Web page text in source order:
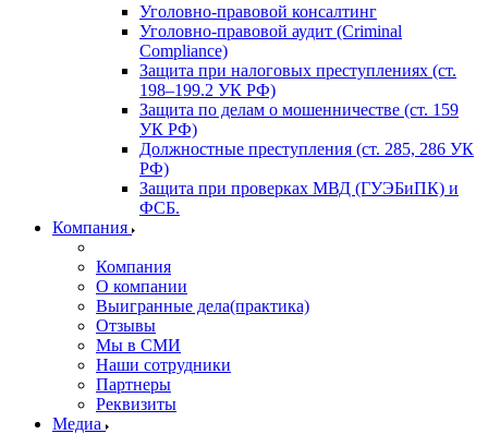
Уголовно-правовой консалтинг
Уголовно-правовой аудит (Criminal
Compliance)
Защита при налоговых преступлениях (ст.
198–199.2 УК РФ)
Защита по делам о мошенничестве (ст. 159
УК РФ)
Должностные преступления (ст. 285, 286 УК
РФ)
Защита при проверках МВД (ГУЭБиПК) и
ФСБ.
Компания
Компания
О компании
Выигранные дела(практика)
Отзывы
Мы в СМИ
Наши сотрудники
Партнеры
Реквизиты
Медиа